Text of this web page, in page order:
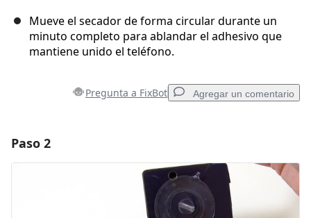
Mueve el secador de forma circular durante un
minuto completo para ablandar el adhesivo que
mantiene unido el teléfono.
Pregunta a FixBot Agregar un comentario
Agregar Comentario
Paso 2